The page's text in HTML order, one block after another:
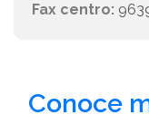
Fax centro:
Conoce